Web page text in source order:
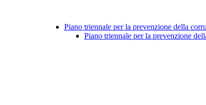
Piano triennale per la prevenzione della
Piano triennale per la prevenzione